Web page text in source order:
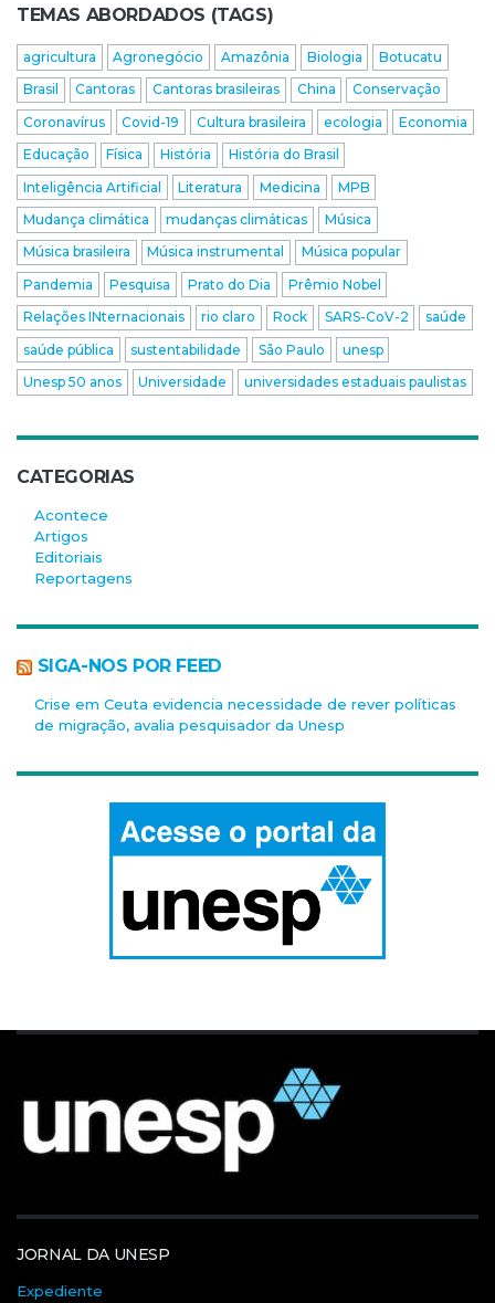
TEMAS ABORDADOS (TAGS)
agricultura Agronegócio Amazônia Biologia
Botucatu
Brasil
Cantoras Cantoras brasileiras China
Conservação
Coronavírus
Covid-19 Cultura brasileira ecologia
Economia
Educação
Física História
História do Brasil
Inteligência Artificial
Literatura Medicina
MPB
Mudança climática
mudanças climáticas
Música
Música brasileira
Música instrumental
Música popular
Pandemia
Pesquisa Prato do Dia
Prêmio Nobel
Relações INternacionais
rio claro Rock SARS-CoV-2
saúde
saúde pública
sustentabilidade São Paulo
unesp
Unesp 50 anos
Universidade universidades estaduais paulistas
CATEGORIAS
Acontece
Artigos
Editoriais
Reportagens
SIGA-NOS POR FEED
Crise em Ceuta evidencia necessidade de rever políticas
de migração, avalia pesquisador da Unesp
JORNAL DA UNESP
Expediente